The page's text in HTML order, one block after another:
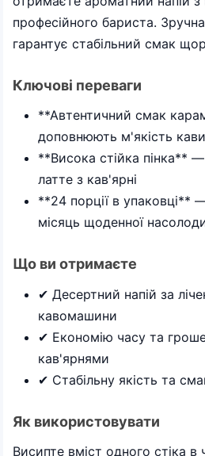
професійного бариста.
гарантує стабільний смак
Ключові переваги
**Автентичний смак
доповнюють м'якість кави
**Висока стійка пінка**
латте з кав'ярні
**24 порції в упаковці**
місяць щоденної
Що ви отримаєте
✔ Десертний напій за
кавомашини
✔ Економію часу та
кав'ярнями
✔ Стабільну якість та
Як використовувати
Висипте вміст одного стіка